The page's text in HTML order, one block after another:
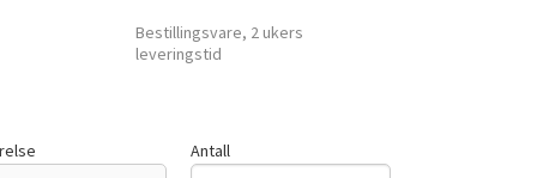
Bestillingsvare, 2 ukers
leveringstid
Antall